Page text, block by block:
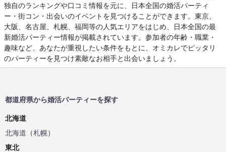
独自のランキングや口コミ情報を元に、日本全国の婚活パーティ
ー・街コン・出会いのイベントを見つけることができます。東京、
大阪、名古屋、札幌、福岡等の人気エリアをはじめ、日本全国の最
新婚活パーティー情報が掲載されています。参加者の年齢・職業・
趣味など、あなたが重視したい条件をもとに、オミカレでピッタリ
のパーティーを見つけ素敵なお相手と出会いましょう。
都道府県から婚活パーティーを探す
北海道
北海道 （札幌）
東北